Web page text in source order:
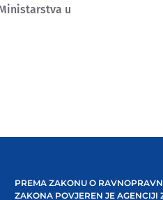
u
PREMA ZAKONU O
ZAKONA POVJEREN JE